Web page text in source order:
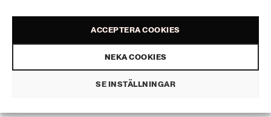
ACCEPTERA COOKIES
NEKA COOKIES
SE INSTÄLLNINGAR